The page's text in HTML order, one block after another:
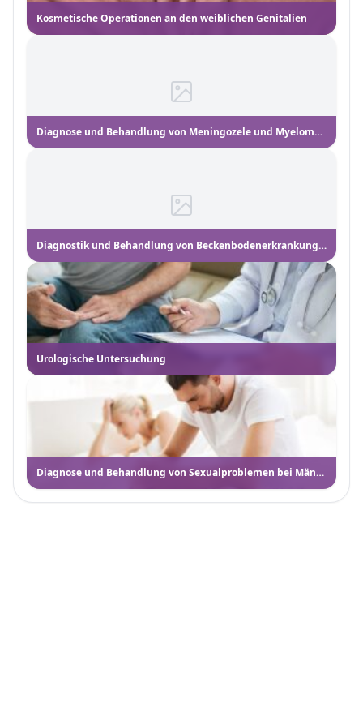
Kosmetische Operationen an den weiblichen Genitalien
Diagnose und Behandlung von Meningozele und Myelomeningozele
Diagnostik und Behandlung von Beckenbodenerkrankungen
Urologische Untersuchung
Diagnose und Behandlung von Sexualproblemen bei Männern